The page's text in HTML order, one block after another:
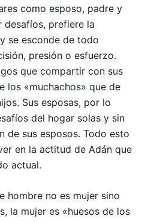
como esposo, padre y
desafíos, prefiere la
se esconde de todo
presión o esfuerzo.
que compartir con sus
los «muchachos» que de
Sus esposas, por lo
del hogar solas y sin
de sus esposos. Todo esto
en la actitud de Adán que
actual.
hombre no es mujer sino
la mujer es «huesos de los